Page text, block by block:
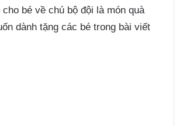
cho bé về chú bộ đội là món quà
dành tặng các bé trong bài viết